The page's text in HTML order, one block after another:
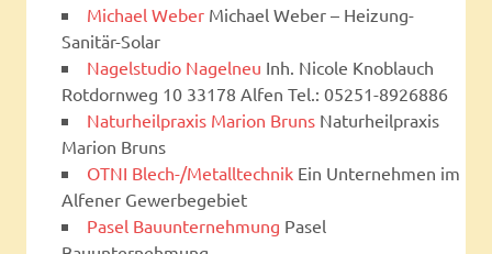
Michael Weber Michael Weber – Heizung-
Sanitär-Solar
Nagelstudio Nagelneu Inh. Nicole Knoblauch
Rotdornweg 10 33178 Alfen Tel.: 05251-8926886
Naturheilpraxis Marion Bruns Naturheilpraxis
Marion Bruns
OTNI Blech-/Metalltechnik Ein Unternehmen im
Alfener Gewerbegebiet
Pasel Bauunternehmung Pasel